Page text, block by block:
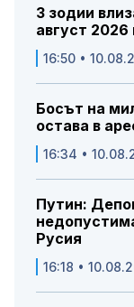
3 зодии
август 2026
16:50 •
Босът на
остава в
16:34 •
Путин:
Русия
16:18 •